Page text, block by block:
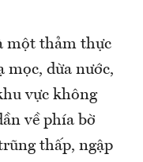
một thảm thực
mọc, dừa nước,
vực không
về phía bờ
thấp, ngập